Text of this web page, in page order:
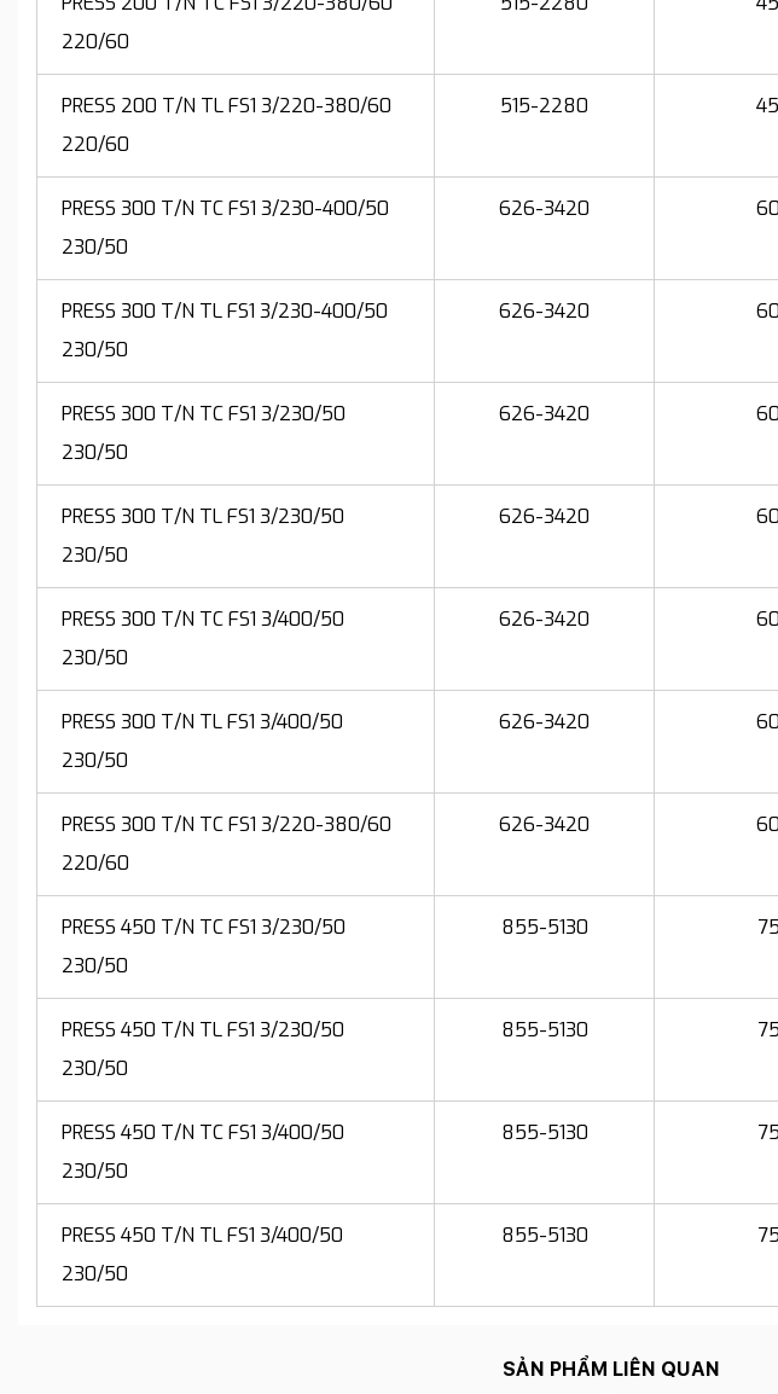
220/60
PRESS 200 T/N TL FS1 3/220-380/60
220/60
515-2280
PRESS 300 T/N TC FS1 3/230-400/50
230/50
626-3420
PRESS 300 T/N TL FS1 3/230-400/50
230/50
626-3420
PRESS 300 T/N TC FS1 3/230/50
230/50
626-3420
PRESS 300 T/N TL FS1 3/230/50
230/50
626-3420
PRESS 300 T/N TC FS1 3/400/50
230/50
626-3420
PRESS 300 T/N TL FS1 3/400/50
230/50
626-3420
PRESS 300 T/N TC FS1 3/220-380/60
220/60
626-3420
PRESS 450 T/N TC FS1 3/230/50
230/50
855-5130
PRESS 450 T/N TL FS1 3/230/50
230/50
855-5130
PRESS 450 T/N TC FS1 3/400/50
230/50
855-5130
PRESS 450 T/N TL FS1 3/400/50
230/50
855-5130
SẢN PHẨM LIÊN QUAN